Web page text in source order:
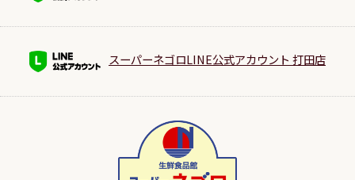
スーパーネゴロLINE公式アカウント 打田店